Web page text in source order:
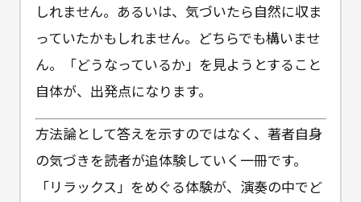
しれません。あるいは、気づいたら自然に収ま
っていたかもしれません。どちらでも構いませ
ん。「どうなっているか」を見ようとすること
自体が、出発点になります。
方法論として答えを示すのではなく、著者自身
の気づきを読者が追体験していく一冊です。
「リラックス」をめぐる体験が、演奏の中でど